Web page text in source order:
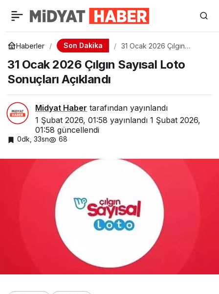
Haberler Son Dakika
31 Ocak 2026 Çılgın
Açıklandı
31 Ocak 2026 Çılgın Sayısal Loto
Sonuçları Açıklandı
Midyat Haber tarafından yayınlandı
1 Şubat 2026, 01:58 yayınlandı 1 Şubat 2026,
01:58 güncellendi
0dk, 33sn 68